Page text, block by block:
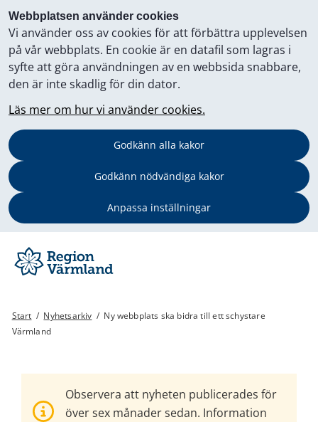
Webbplatsen använder cookies
Vi använder oss av cookies för att förbättra upplevelsen
på vår webbplats. En cookie är en datafil som lagras i
syfte att göra användningen av en webbsida snabbare,
den är inte skadlig för din dator.
Läs mer om hur vi använder cookies.
Godkänn alla kakor
Godkänn nödvändiga kakor
Anpassa inställningar
Start / Nyhetsarkiv / Ny webbplats ska bidra till ett schystare
Värmland
Observera att nyheten publicerades för
över sex månader sedan. Information